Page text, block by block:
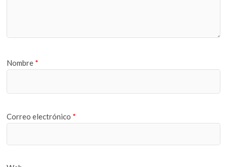
Nombre *
Correo electrónico *